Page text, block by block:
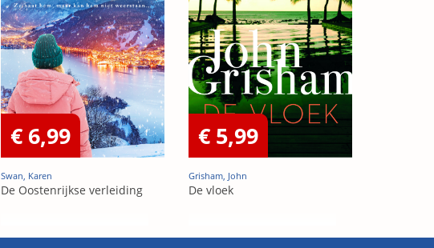
€ 6,99
Swan, Karen
De Oostenrijkse verleiding
€ 5,99
Grisham, John
De vloek